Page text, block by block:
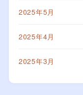
2025年5月
2025年4月
2025年3月